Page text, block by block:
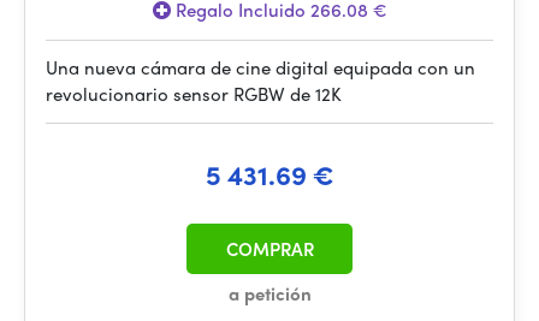
Regalo Incluido 266.08 €
Una nueva cámara de cine digital equipada con un
revolucionario sensor RGBW de 12K
5 431.69 €
a petición
COMPRAR